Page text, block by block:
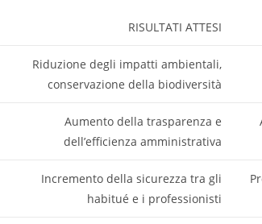
RISULTATI ATTESI
Riduzione degli impatti ambientali,
conservazione della biodiversità
Aumento della trasparenza e
dell’efficienza amministrativa
Incremento della sicurezza tra gli
habitué e i professionisti